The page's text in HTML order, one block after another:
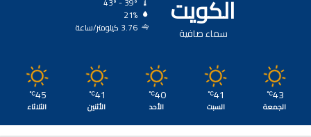
الكويت
سماء صافية
21%
3.76 كيلومتر/ساعة
43
℃
الجمعة
41
℃
السبت
40
℃
الأحد
41
℃
الأثنين
45
℃
الثلاثاء